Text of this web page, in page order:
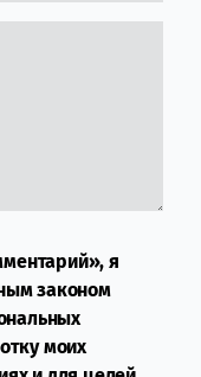
я
законом
моих